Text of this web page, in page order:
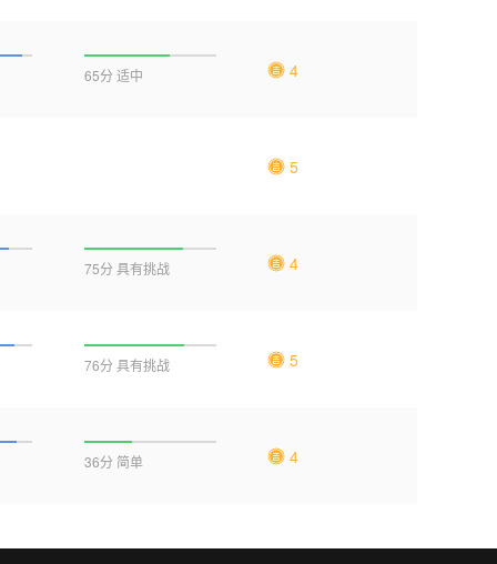
65分 适中 4
5
75分 具有挑战 4
76分 具有挑战 5
36分 简单 4